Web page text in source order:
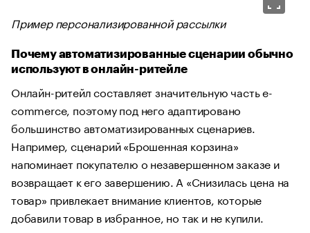
Пример персонализированной рассылки
Почему автоматизированные сценарии обычно
используют в онлайн-ритейле
Онлайн-ритейл составляет значительную часть e-
commerce, поэтому под него адаптировано
большинство автоматизированных сценариев.
Например, сценарий «Брошенная корзина»
напоминает покупателю о незавершенном заказе и
возвращает к его завершению. А «Снизилась цена на
товар» привлекает внимание клиентов, которые
добавили товар в избранное, но так и не купили.